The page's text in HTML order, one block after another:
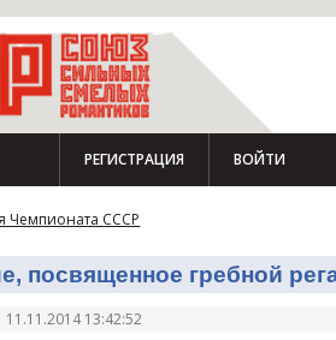
РЕГИСТРАЦИЯ ВОЙТИ
Чемпионата СССР
посвященное гребной
11.11.2014 13:42:52